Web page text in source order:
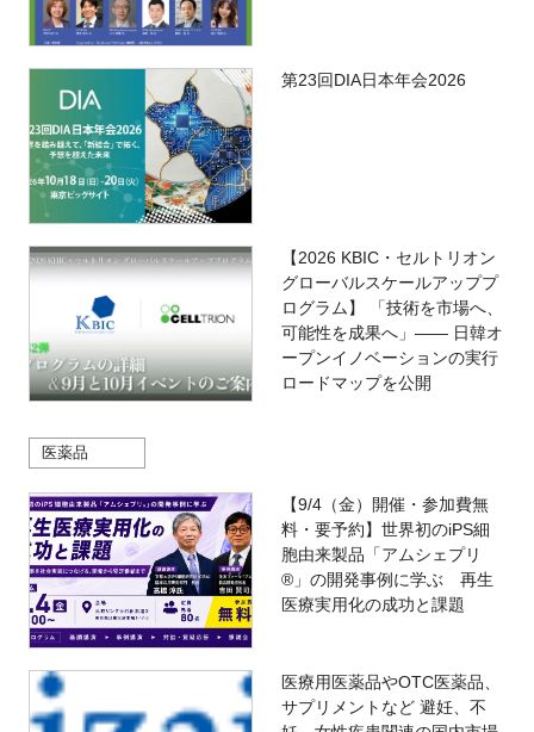
第23回DIA日本年会2026
【2026 KBIC・セルトリオン
グローバルスケールアッププ
ログラム】 「技術を市場へ、
可能性を成果へ」―― 日韓オ
ープンイノベーションの実行
ロードマップを公開
医薬品
【9/4（金）開催・参加費無
料・要予約】世界初のiPS細
胞由来製品「アムシェプリ
®」の開発事例に学ぶ 再生
医療実用化の成功と課題
医療用医薬品やOTC医薬品、
サプリメントなど 避妊、不